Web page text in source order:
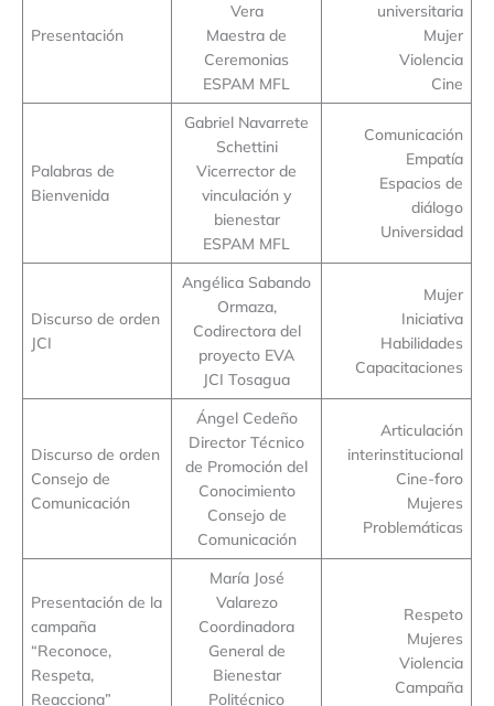
Presentación
Vera
Maestra de
Ceremonias
ESPAM MFL
universitaria
Mujer
Violencia
Cine
Palabras de
Bienvenida
Gabriel Navarrete
Schettini
Vicerrector de
vinculación y
bienestar
ESPAM MFL
Comunicación
Empatía
Espacios de
diálogo
Universidad
Discurso de orden
JCI
Angélica Sabando
Ormaza,
Codirectora del
proyecto EVA
JCI Tosagua
Mujer
Iniciativa
Habilidades
Capacitaciones
Discurso de orden
Consejo de
Comunicación
Ángel Cedeño
Director Técnico
de Promoción del
Conocimiento
Consejo de
Comunicación
Articulación
interinstitucional
Cine-foro
Mujeres
Problemáticas
Presentación de la
campaña
“Reconoce,
Respeta,
Reacciona”
María José
Valarezo
Coordinadora
General de
Bienestar
Politécnico
Respeto
Mujeres
Violencia
Campaña